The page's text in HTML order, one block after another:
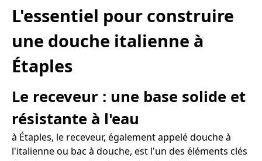
L'essentiel pour construire
une douche italienne à
Étaples
Le receveur : une base solide et
résistante à l'eau
à Étaples, le receveur, également appelé douche à
l'italienne ou bac à douche, est l'un des éléments clés